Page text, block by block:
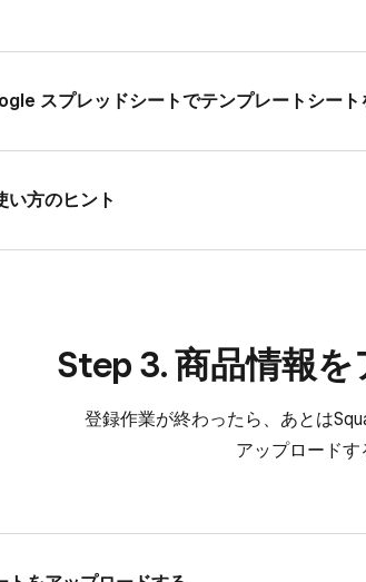
スプレッドシートで​テンプレートシート
い方の​ヒント
Step 3. 商品情報
登録作業が​終わったら、​あとは​
アップロードす